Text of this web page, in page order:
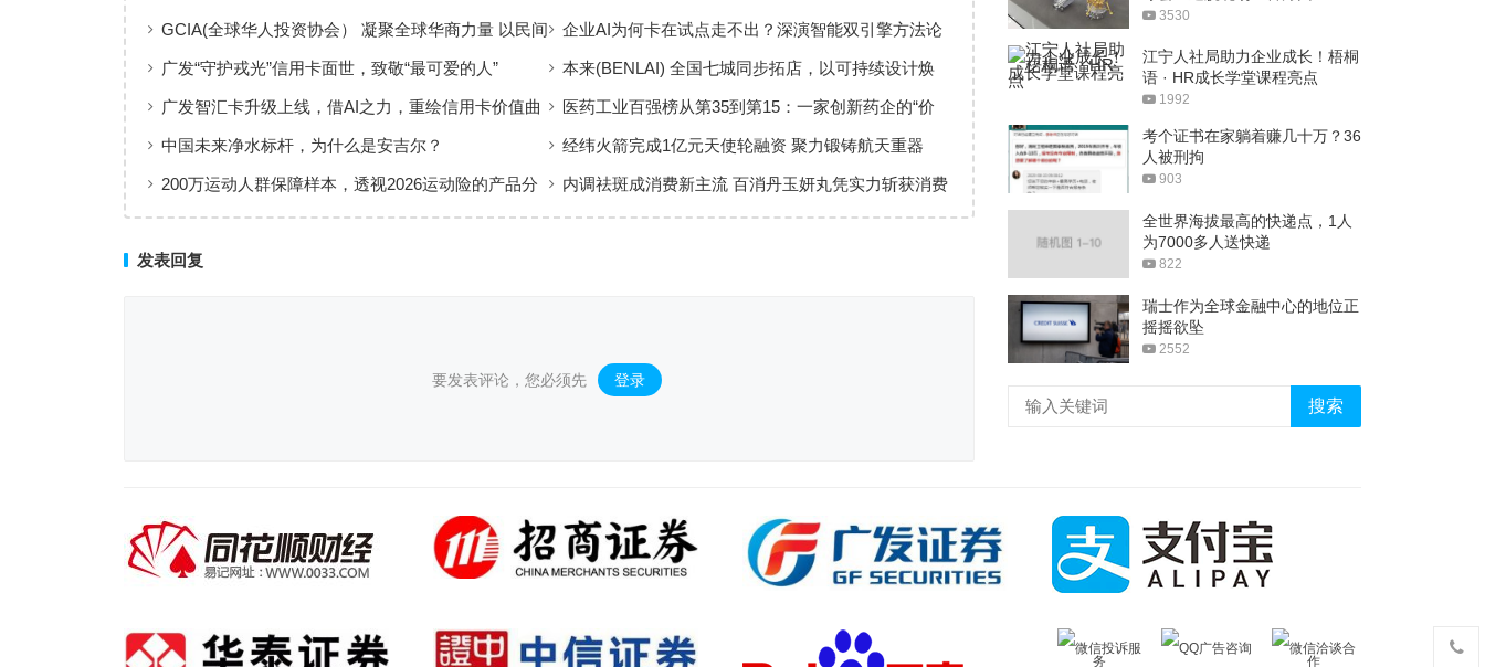
GCIA(全球华人投资协会） 凝聚全球华商力量 以民间
交流赋能从业者共同成长
企业AI为何卡在试点走不出？深演智能双引擎方法论
回答：卡点不在模型，而在使用方式
广发“守护戎光”信用卡面世，致敬“最可爱的人”
本来(BENLAI) 全国七城同步拓店，以可持续设计焕
新品牌体验
广发智汇卡升级上线，借AI之力，重绘信用卡价值曲
线
医药工业百强榜从第35到第15：一家创新药企的“价
值增长”样本
中国未来净水标杆，为什么是安吉尔？ 经纬火箭完成1亿元天使轮融资 聚力锻铸航天重器
200万运动人群保障样本，透视2026运动险的产品分
内调祛斑成消费新主流 百消丹玉妍丸凭实力斩获消费
发表回复
要发表评论，您必须先 登录 。
3530
江宁人社局助力企业成长！梧桐
语 · HR成长学堂课程亮点
1992
考个证书在家躺着赚几十万？36
人被刑拘
903
全世界海拔最高的快递点，1人
为7000多人送快递
822
瑞士作为全球金融中心的地位正
摇摇欲坠
2552
搜索
微信投诉服
务
QQ广告咨询
微信洽谈合
作